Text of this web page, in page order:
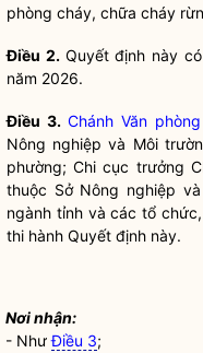
phòng cháy, chữa cháy
Điều 2. Quyết định này
năm 2026.
Điều 3. Chánh Văn phòng
Nông nghiệp và Môi
phường; Chi cục trưởng
thuộc Sở Nông nghiệp
ngành tỉnh và các tổ
thi hành Quyết định này.
Nơi nhận:
- NhưĐiều 3;